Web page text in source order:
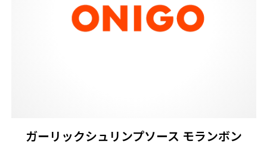
ガーリックシュリンプソース モランボン